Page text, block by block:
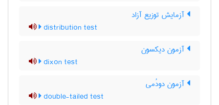
آزمایش توزیع آزاد
distribution test
آزمون دیکسون
dixon test
آزمون دودُمی
double-tailed test